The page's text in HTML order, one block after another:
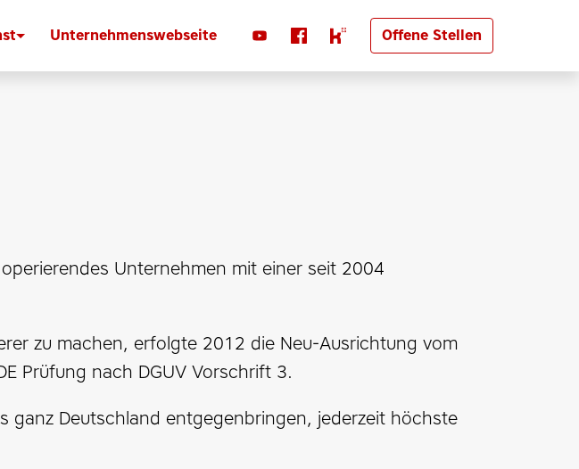
Unternehmenswebseite Offene Stellen
Unternehmen mit einer seit 2004
zu machen, erfolgte 2012 die Neu-Ausrichtung vom
Prüfung nach DGUV Vorschrift 3.
ganz Deutschland entgegenbringen, jederzeit höchste